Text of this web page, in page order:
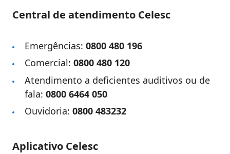
Central de atendimento Celesc
Emergências: 0800 480 196
Comercial: 0800 480 120
Atendimento a deficientes auditivos ou de
fala: 0800 6464 050
Ouvidoria: 0800 483232
Aplicativo Celesc